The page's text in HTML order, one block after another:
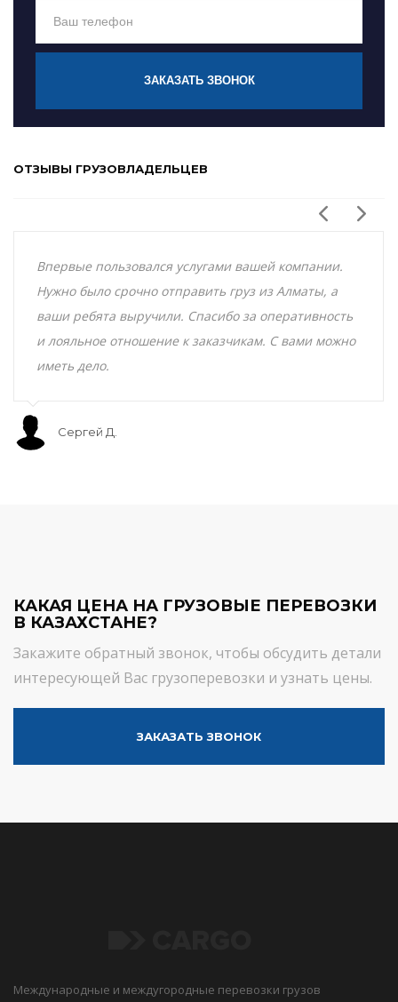
ЗАКАЗАТЬ ЗВОНОК
ОТЗЫВЫ ГРУЗОВЛАДЕЛЬЦЕВ
Впервые пользовался услугами вашей компании.
Нужно было срочно отправить груз из Алматы, а
ваши ребята выручили. Спасибо за оперативность
и лояльное отношение к заказчикам. С вами можно
иметь дело.
Сергей Д.
КАКАЯ ЦЕНА НА ГРУЗОВЫЕ ПЕРЕВОЗКИ
В КАЗАХСТАНЕ?
Закажите обратный звонок, чтобы обсудить детали
интересующей Вас грузоперевозки и узнать цены.
ЗАКАЗАТЬ ЗВОНОК
Международные и междугородные перевозки грузов